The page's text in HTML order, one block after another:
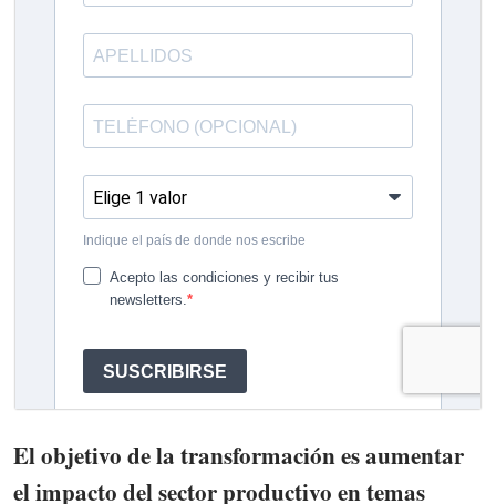
El objetivo de la transformación es aumentar
el impacto del sector productivo en temas